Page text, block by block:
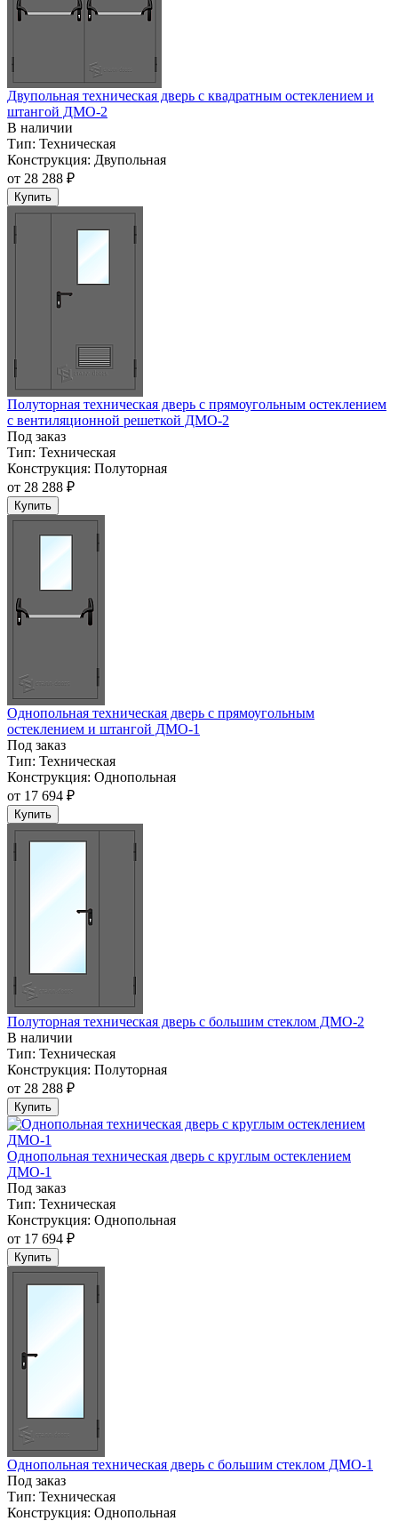
Двупольная техническая дверь c квадратным остеклением и
штангой ДМО-2
В наличии
Тип: Техническая
Конструкция: Двупольная
от 28 288 ₽
Купить
Полуторная техническая дверь с прямоугольным остеклением
с вентиляционной решеткой ДМО-2
Под заказ
Тип: Техническая
Конструкция: Полуторная
от 28 288 ₽
Купить
Однопольная техническая дверь с прямоугольным
остеклением и штангой ДМО-1
Под заказ
Тип: Техническая
Конструкция: Однопольная
от 17 694 ₽
Купить
Полуторная техническая дверь с большим стеклом ДМО-2
В наличии
Тип: Техническая
Конструкция: Полуторная
от 28 288 ₽
Купить
Однопольная техническая дверь с круглым остеклением
ДМО-1
Под заказ
Тип: Техническая
Конструкция: Однопольная
от 17 694 ₽
Купить
Однопольная техническая дверь с большим стеклом ДМО-1
Под заказ
Тип: Техническая
Конструкция: Однопольная